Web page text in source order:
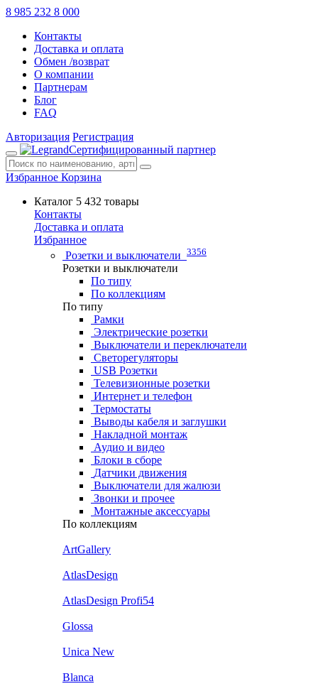
8 985 232 8 000
Контакты
Доставка и оплата
Обмен /возврат
О компании
Партнерам
Блог
FAQ
Авторизация Регистрация
Сертифицированный партнер
Избранное Корзина
Каталог 5 432 товары
Контакты
Доставка и оплата
Избранное
Розетки и выключатели 3356
Розетки и выключатели
По типу
По коллекциям
По типу
Рамки
Электрические розетки
Выключатели и переключатели
Светорегуляторы
USB Розетки
Телевизионные розетки
Интернет и телефон
Термостаты
Выводы кабеля и заглушки
Накладной монтаж
Аудио и видео
Блоки в сборе
Датчики движения
Выключатели для жалюзи
Звонки и прочее
Монтажные аксессуары
По коллекциям
ArtGallery
AtlasDesign
AtlasDesign Profi54
Glossa
Unica New
Blanca